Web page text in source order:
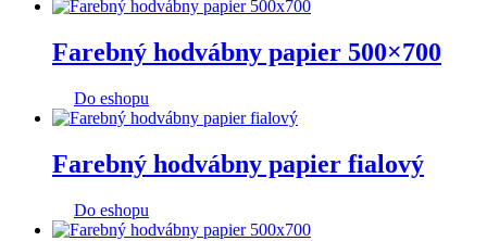
Farebný hodvábny papier 500×700
Do eshopu
Farebný hodvábny papier fialový
Do eshopu